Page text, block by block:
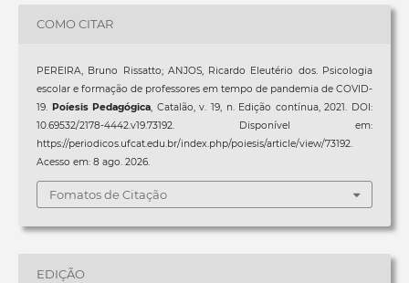
COMO CITAR
PEREIRA, Bruno Rissatto; ANJOS, Ricardo Eleutério dos. Psicologia
escolar e formação de professores em tempo de pandemia de COVID-
19. Poíesis Pedagógica, Catalão, v. 19, n. Edição contínua, 2021. DOI:
10.69532/2178-4442.v19.73192. Disponível em:
https://periodicos.ufcat.edu.br/index.php/poiesis/article/view/73192.
Acesso em: 8 ago. 2026.
Fomatos de Citação
EDIÇÃO